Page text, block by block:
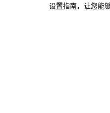
设置指南，让您能